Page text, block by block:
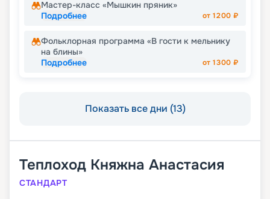
Мастер-класс «Мышкин пряник»
Подробнее
от1200 ₽
Фольклорная программа «В гости к мельнику
на блины»
Подробнее
от1300 ₽
Показать все дни (13)
Теплоход Княжна Анастасия
СТАНДАРТ